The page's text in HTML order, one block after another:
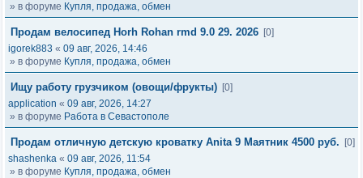
» в форуме Купля, продажа, обмен
Продам велосипед Horh Rohan rmd 9.0 29. 2026 [0]
igorek883 « 09 авг, 2026, 14:46
» в форуме Купля, продажа, обмен
Ищу работу грузчиком (овощи/фрукты) [0]
application « 09 авг, 2026, 14:27
» в форуме Работа в Севастополе
Продам отличную детскую кроватку Anita 9 Маятник 4500 руб.
[0]
shashenka « 09 авг, 2026, 11:54
» в форуме Купля, продажа, обмен